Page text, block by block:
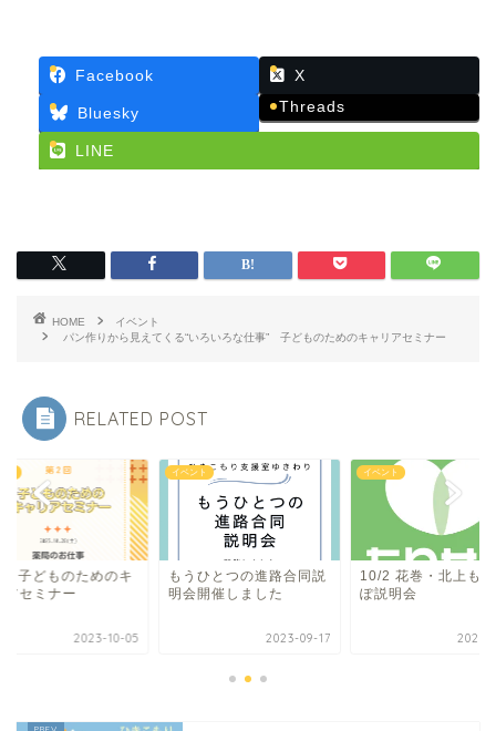
Facebook X
Bluesky Threads
LINE
HOME
イベント
パン作りから見えてくる“いろいろな仕事” 子どものためのキャリアセミナー
RELATED POST
子どものためのキ
アセミナー
2023-10-05
イベント
もうひとつの進路合同説
明会開催しました
2023-09-17
イベント
10/2 花巻・北上も
ぽ説明会
2023-